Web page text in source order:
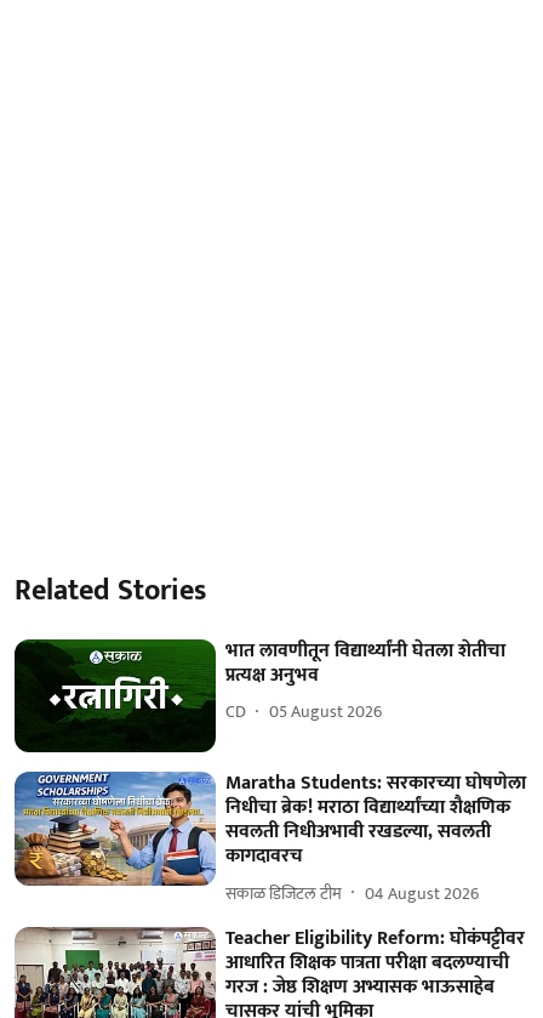
Related Stories
भात लावणीतून विद्यार्थ्यांनी घेतला शेतीचा
प्रत्यक्ष अनुभव
CD 05 August 2026
Maratha Students: सरकारच्या घोषणेला
निधीचा ब्रेक! मराठा विद्यार्थ्यांच्या शैक्षणिक
सवलती निधीअभावी रखडल्या, सवलती
कागदावरच
सकाळ डिजिटल टीम 04 August 2026
Teacher Eligibility Reform: घोकंपट्टीवर
आधारित शिक्षक पात्रता परीक्षा बदलण्याची
गरज : जेष्ठ शिक्षण अभ्यासक भाऊसाहेब
चासकर यांची भूमिका